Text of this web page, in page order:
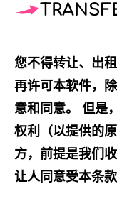
您不得转让、出
再许可本软件，
意和同意。 但是
权利（以提供的
方，前提是我们
让人同意受本条款